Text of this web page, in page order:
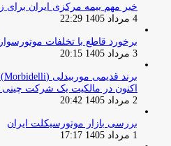
خبر مهم بیمه مرکزی ایران برای
4 مرداد 1405 22:29
برخورد قاطع با تخلفات
3 مرداد 1405 20:15
اکنون در مالکیت یک شرکت چینی
2 مرداد 1405 20:42
بررسی بازار موتورسیکلت ایران
1 مرداد 1405 17:17